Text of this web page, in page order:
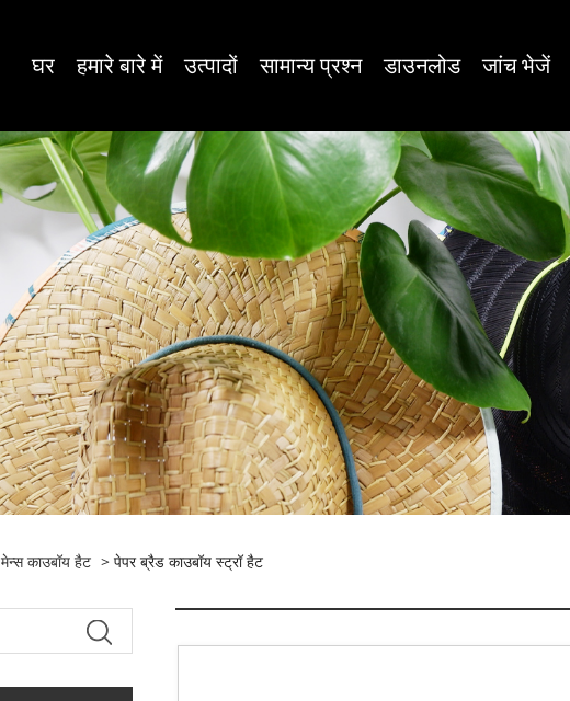
घर हमारे बारे में उत्पादों सामान्य प्रश्न डाउनलोड जांच भेजें
मेन्स काउबॉय हैट > पेपर ब्रैड काउबॉय स्ट्रॉ हैट